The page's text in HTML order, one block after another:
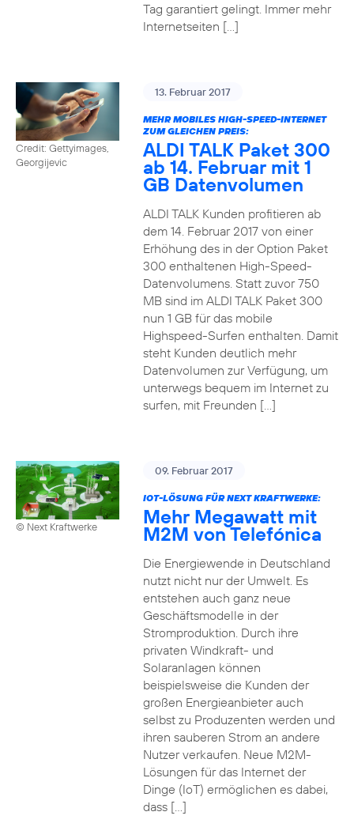
Tag garantiert gelingt. Immer mehr
Internetseiten […]
Credit: Gettyimages,
Georgijevic
13. Februar 2017
MEHR MOBILES HIGH-SPEED-INTERNET
ZUM GLEICHEN PREIS:
ALDI TALK Paket 300
ab 14. Februar mit 1
GB Datenvolumen
ALDI TALK Kunden profitieren ab
dem 14. Februar 2017 von einer
Erhöhung des in der Option Paket
300 enthaltenen High-Speed-
Datenvolumens. Statt zuvor 750
MB sind im ALDI TALK Paket 300
nun 1 GB für das mobile
Highspeed-Surfen enthalten. Damit
steht Kunden deutlich mehr
Datenvolumen zur Verfügung, um
unterwegs bequem im Internet zu
surfen, mit Freunden […]
© Next Kraftwerke
09. Februar 2017
IOT-LÖSUNG FÜR NEXT KRAFTWERKE:
Mehr Megawatt mit
M2M von Telefónica
Die Energiewende in Deutschland
nutzt nicht nur der Umwelt. Es
entstehen auch ganz neue
Geschäftsmodelle in der
Stromproduktion. Durch ihre
privaten Windkraft- und
Solaranlagen können
beispielsweise die Kunden der
großen Energieanbieter auch
selbst zu Produzenten werden und
ihren sauberen Strom an andere
Nutzer verkaufen. Neue M2M-
Lösungen für das Internet der
Dinge (IoT) ermöglichen es dabei,
dass […]